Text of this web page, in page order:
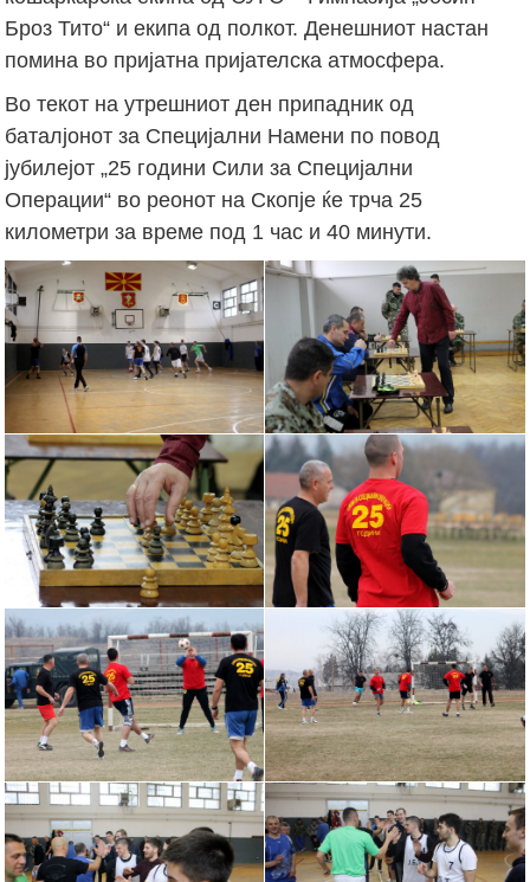
Броз Тито“ и екипа од полкот. Денешниот настан
помина во пријатна пријателска атмосфера.
Во текот на утрешниот ден припадник од
баталјонот за Специјални Намени по повод
јубилејот „25 години Сили за Специјални
Операции“ во реонот на Скопје ќе трча 25
километри за време под 1 час и 40 минути.